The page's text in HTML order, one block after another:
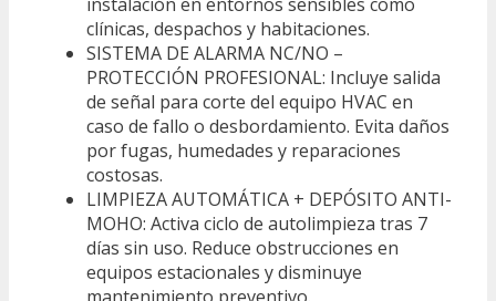
clínicas, despachos y habitaciones.
SISTEMA DE ALARMA NC/NO –
PROTECCIÓN PROFESIONAL: Incluye salida
de señal para corte del equipo HVAC en
caso de fallo o desbordamiento. Evita daños
por fugas, humedades y reparaciones
costosas.
LIMPIEZA AUTOMÁTICA + DEPÓSITO ANTI-
MOHO: Activa ciclo de autolimpieza tras 7
días sin uso. Reduce obstrucciones en
equipos estacionales y disminuye